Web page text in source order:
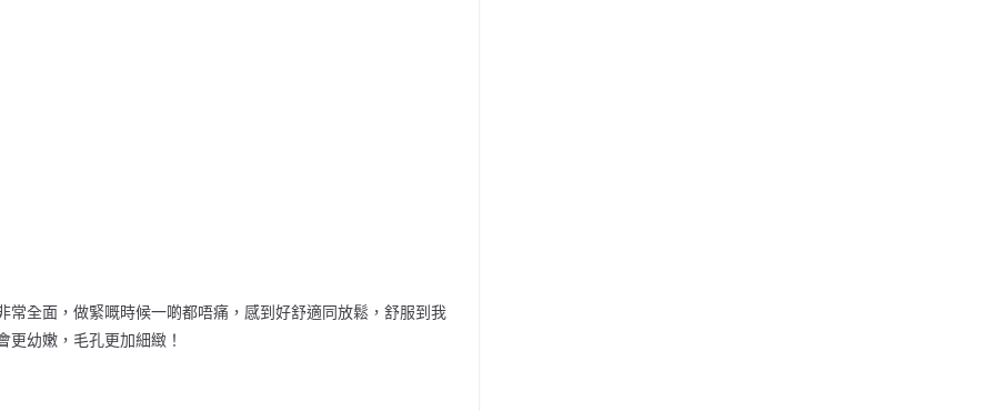
全面，做緊嘅時候一啲都唔痛，感到好舒適同放鬆，舒服到我
幼嫩，毛孔更加細緻！